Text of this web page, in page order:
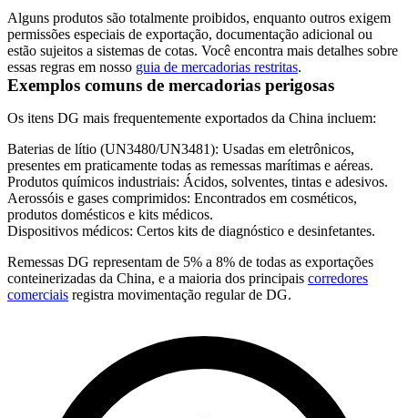
Alguns produtos são totalmente proibidos, enquanto outros exigem
permissões especiais de exportação, documentação adicional ou
estão sujeitos a sistemas de cotas. Você encontra mais detalhes sobre
essas regras em nosso guia de mercadorias restritas.
Exemplos comuns de mercadorias perigosas
Os itens DG mais frequentemente exportados da China incluem:
Baterias de lítio (UN3480/UN3481): Usadas em eletrônicos,
presentes em praticamente todas as remessas marítimas e aéreas.
Produtos químicos industriais: Ácidos, solventes, tintas e adesivos.
Aerossóis e gases comprimidos: Encontrados em cosméticos,
produtos domésticos e kits médicos.
Dispositivos médicos: Certos kits de diagnóstico e desinfetantes.
Remessas DG representam de 5% a 8% de todas as exportações
conteinerizadas da China, e a maioria dos principais corredores
comerciais registra movimentação regular de DG.